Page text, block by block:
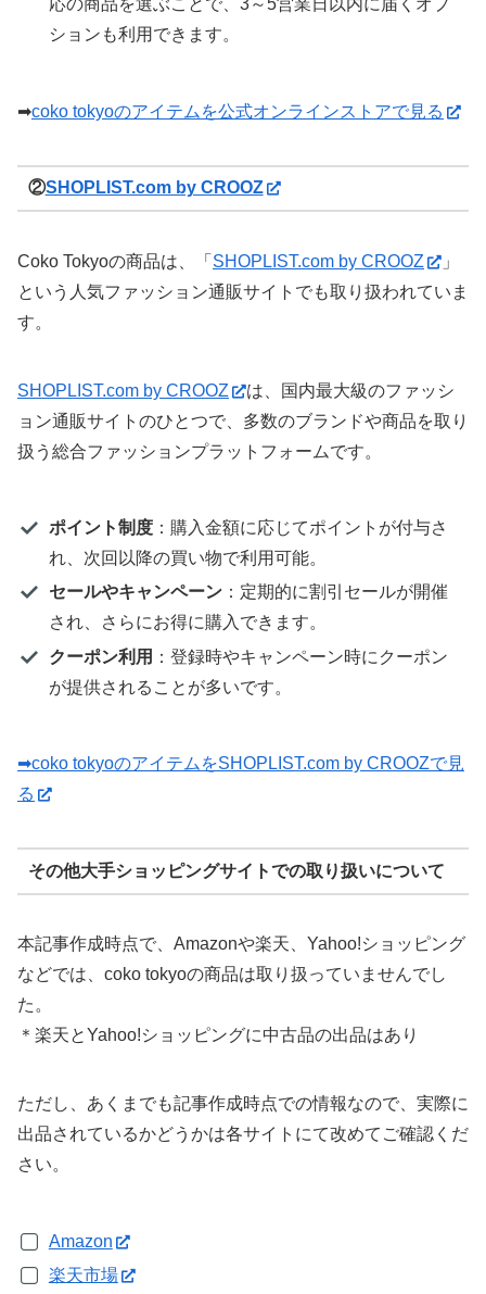
応の商品を選ぶことで、3～5営業日以内に届くオプ
ションも利用できます。
➡coko tokyoのアイテムを公式オンラインストアで見る
②SHOPLIST.com by CROOZ
Coko Tokyoの商品は、「 SHOPLIST.com by CROOZ
」
という人気ファッション通販サイトでも取り扱われていま
す。
SHOPLIST.com by CROOZ
は、国内最大級のファッシ
ョン通販サイトのひとつで、多数のブランドや商品を取り
扱う総合ファッションプラットフォームです。
ポイント制度：購入金額に応じてポイントが付与さ
れ、次回以降の買い物で利用可能。
セールやキャンペーン：定期的に割引セールが開催
され、さらにお得に購入できます。
クーポン利用 ：登録時やキャンペーン時にクーポン
が提供されることが多いです。
➡coko tokyoのアイテムをSHOPLIST.com by CROOZで見
る
その他大手ショッピングサイトでの取り扱いについて
本記事作成時点で、Amazonや楽天、Yahoo!ショッピング
などでは、coko tokyoの商品は取り扱っていませんでし
た。
＊楽天とYahoo!ショッピングに中古品の出品はあり
ただし、あくまでも記事作成時点での情報なので、実際に
出品されているかどうかは各サイトにて改めてご確認くだ
さい。
Amazon
楽天市場